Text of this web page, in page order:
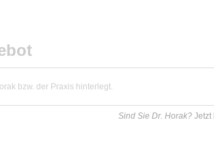
bzw. der Praxis hinterlegt.
Sind Sie Dr. Horak? Jetzt